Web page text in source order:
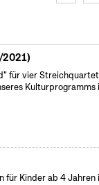
2021)
für vier
für Kinder ab 4